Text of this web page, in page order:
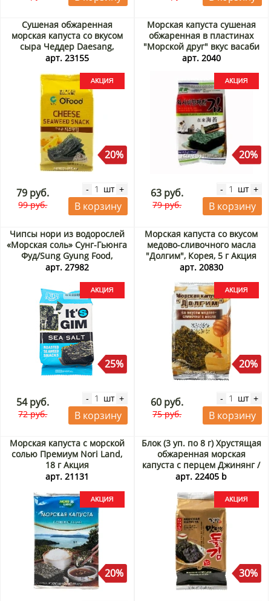
Сушеная обжаренная
морская капуста со вкусом
сыра Чеддер Daesang,
Корея, 4 г Акция
арт. 23155
20%
79 руб.
99 руб.
- шт +
В корзину
Морская капуста сушеная
обжаренная в пластинах
"Морской друг" вкус васаби
Корея, 5 г Акция
арт. 2040
20%
63 руб.
79 руб.
- шт +
В корзину
Чипсы нори из водорослей
«Морская соль» Сунг-Гьюнга
Фуд/Sung Gyung Food,
Корея, 4 г Акция
арт. 27982
25%
54 руб.
72 руб.
- шт +
В корзину
Морская капуста со вкусом
медово-сливочного масла
"Долгим", Корея, 5 г Акция
арт. 20830
20%
60 руб.
75 руб.
- шт +
В корзину
Морская капуста с морской
солью Премиум Nori Land,
18 г Акция
арт. 21131
20%
Блок (3 уп. по 8 г) Хрустящая
обжаренная морская
капуста с перцем Джинянг /
Jinyang, Корея, 8 г х 3 шт.
арт. 22405 b
30%